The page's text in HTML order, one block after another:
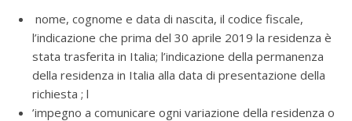
nome, cognome e data di nascita, il codice fiscale,
l’indicazione che prima del 30 aprile 2019 la residenza è
stata trasferita in Italia; l’indicazione della permanenza
della residenza in Italia alla data di presentazione della
richiesta ; l
’impegno a comunicare ogni variazione della residenza o